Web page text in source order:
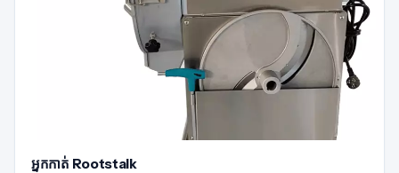
អ្នកកាត់ Rootstalk